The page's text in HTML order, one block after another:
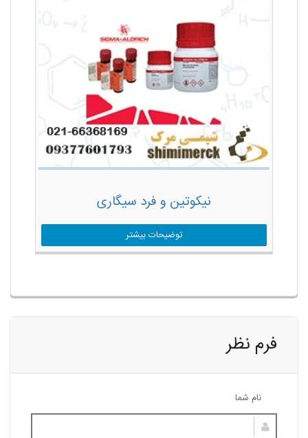
نیکوتین و فرد سیگاری
توضیحات بیشتر
فرم نظر
نام شما